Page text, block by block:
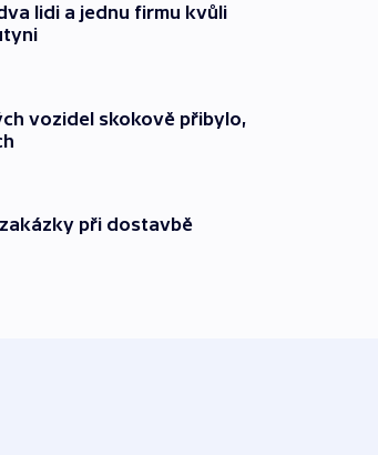
lidi a jednu firmu kvůli
vozidel skokově přibylo,
při dostavbě